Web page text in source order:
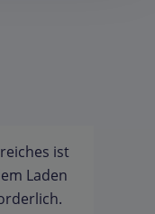
ist
Laden